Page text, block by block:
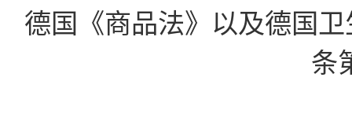
德国《商品法》以及德国
条